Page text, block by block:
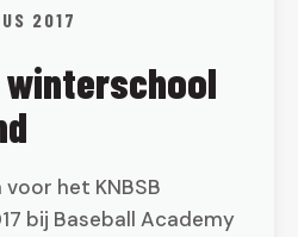
2017
het KNBSB
bij Baseball Academy